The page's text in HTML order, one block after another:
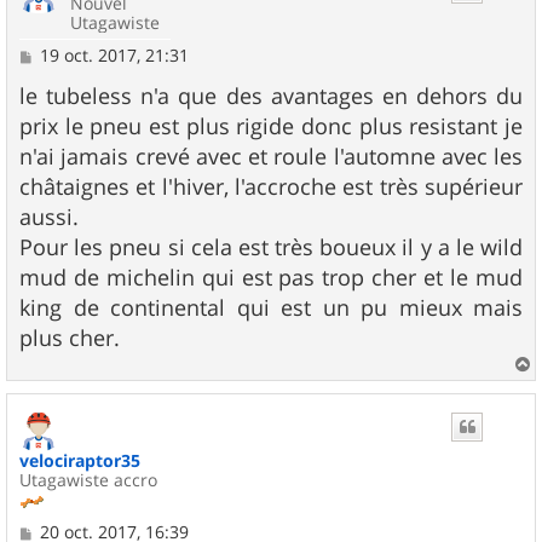
Utagawiste
M
s
s
a
g
e
19 oct. 2017, 21:31
le tubeless n'a que des avantages en dehors du
prix le pneu est plus rigide donc plus resistant je
n'ai jamais crevé avec et roule l'automne avec les
châtaignes et l'hiver, l'accroche est très supérieur
aussi.
Pour les pneu si cela est très boueux il y a le wild
mud de michelin qui est pas trop cher et le mud
king de continental qui est un pu mieux mais
plus cher.
a
velociraptor35
Utagawiste accro
M
20 oct. 2017, 16:39